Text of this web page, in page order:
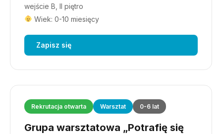
wejście B, II piętro
Wiek: 0-10 miesięcy
Zapisz się
Rekrutacja otwarta Warsztat 0-6 lat
Grupa warsztatowa „Potrafię się